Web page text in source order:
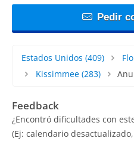
Pedir
Estados Unidos (409)
Kissimmee(283)
Feedback
¿Encontró dificultades con
(Ej: calendario